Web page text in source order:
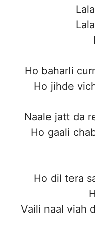
Ho baharli
Ho jihde
Naale jatt da
Ho gaali
Ho dil tera
Vaili naal viah